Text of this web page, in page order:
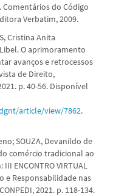
Comentários do Código
Verbatim, 2009.
Cristina Anita
O aprimoramento
avanços e retrocessos
de Direito,
p. 40-56. Disponível
article/view/7862.
SOUZA, Devanildo de
comércio tradicional ao
ENCONTRO VIRTUAL
e Responsabilidade nas
2021. p. 118-134.